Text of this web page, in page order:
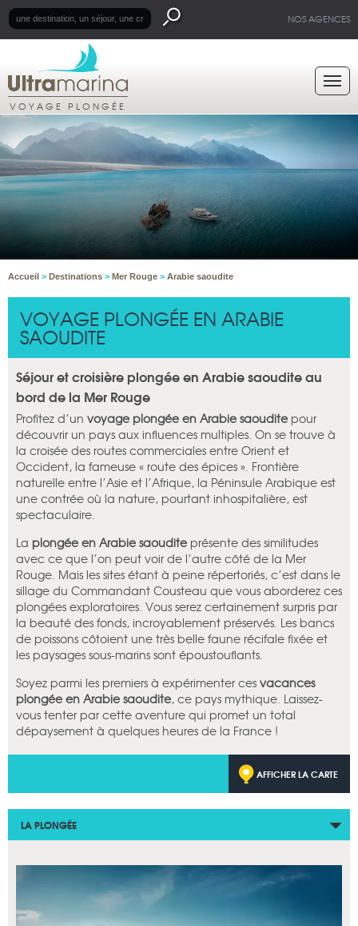
NOS AGENCES
VOYAGE PLONGÉE
Accueil > Destinations > Mer Rouge > Arabie saoudite
VOYAGE PLONGÉE EN ARABIE
SAOUDITE
Séjour et croisière plongée en Arabie saoudite au
bord de la Mer Rouge
Profitez d’un voyage plongée en Arabie saoudite pour
découvrir un pays aux influences multiples. On se trouve à
la croisée des routes commerciales entre Orient et
Occident, la fameuse « route des épices ». Frontière
naturelle entre l’Asie et l’Afrique, la Péninsule Arabique est
une contrée où la nature, pourtant inhospitalière, est
spectaculaire.
La plongée en Arabie saoudite présente des similitudes
avec ce que l’on peut voir de l’autre côté de la Mer
Rouge. Mais les sites étant à peine répertoriés, c’est dans le
sillage du Commandant Cousteau que vous aborderez ces
plongées exploratoires. Vous serez certainement surpris par
la beauté des fonds, incroyablement préservés. Les bancs
de poissons côtoient une très belle faune récifale fixée et
les paysages sous-marins sont époustouflants.
Soyez parmi les premiers à expérimenter ces vacances
plongée en Arabie saoudite, ce pays mythique. Laissez-
vous tenter par cette aventure qui promet un total
dépaysement à quelques heures de la France !
AFFICHER LA CARTE
LA PLONGÉE